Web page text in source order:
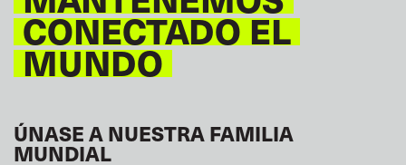
CONECTADO EL
MUNDO
ÚNASE A NUESTRA FAMILIA
MUNDIAL